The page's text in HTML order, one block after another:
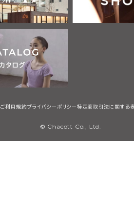
ご利用規約プライバシーポリシー 特定商取引法に関する
© Chacott Co., Ltd.